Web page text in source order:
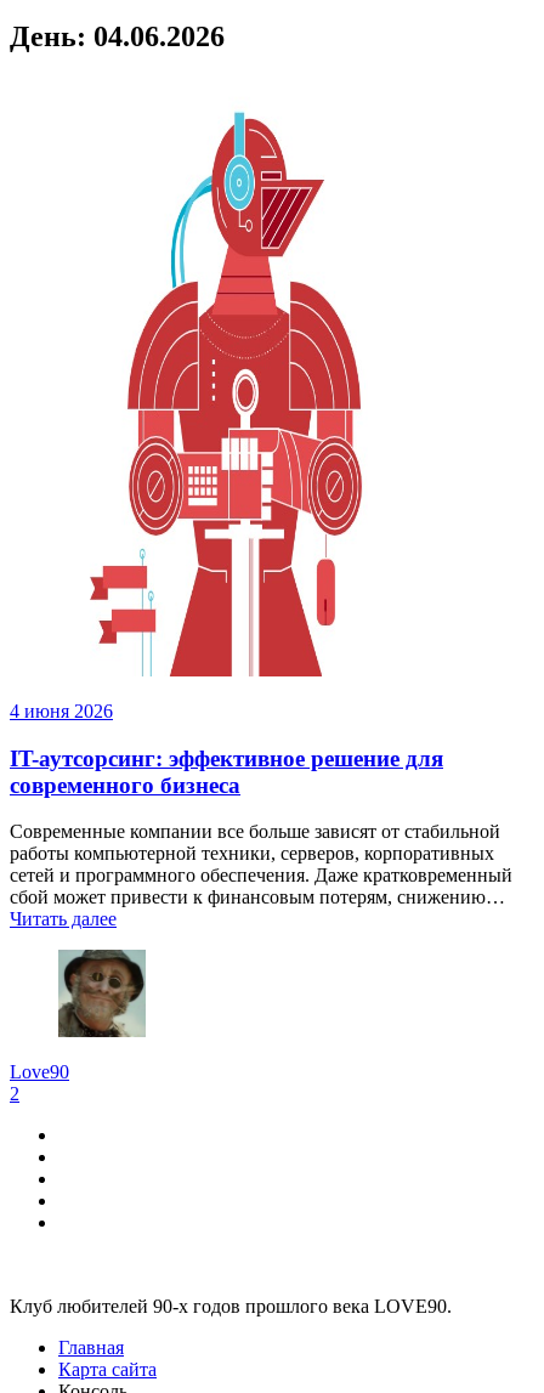
День: 04.06.2026
4 июня 2026
IT-аутсорсинг: эффективное решение для
современного бизнеса
Современные компании все больше зависят от стабильной
работы компьютерной техники, серверов, корпоративных
сетей и программного обеспечения. Даже кратковременный
сбой может привести к финансовым потерям, снижению…
Читать далее
Love90
2
Клуб любителей 90-х годов прошлого века LOVE90.
Главная
Карта сайта